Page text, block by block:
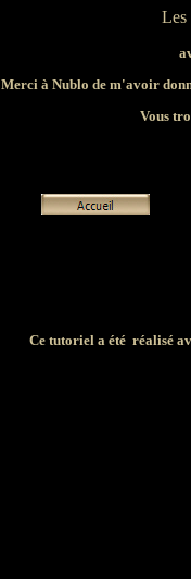
Les
Merci à Nublo de m'avoir
Vous
Ce tutoriel a été réalisé